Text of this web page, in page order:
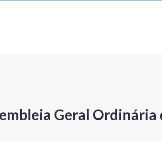
Geral Ordinária